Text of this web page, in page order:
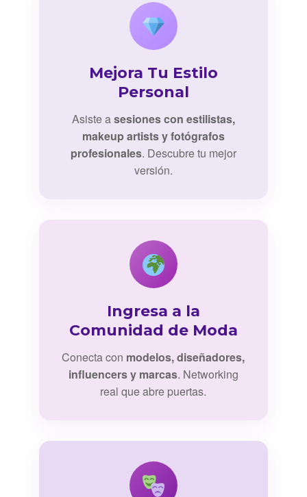
Mejora Tu Estilo
Personal
Asiste asesiones con estilistas,
makeup artists y fotógrafos
profesionales. Descubre tu mejor
versión.
Ingresa a la
Comunidad de Moda
Conecta con modelos, diseñadores,
influencers y marcas. Networking
real que abre puertas.